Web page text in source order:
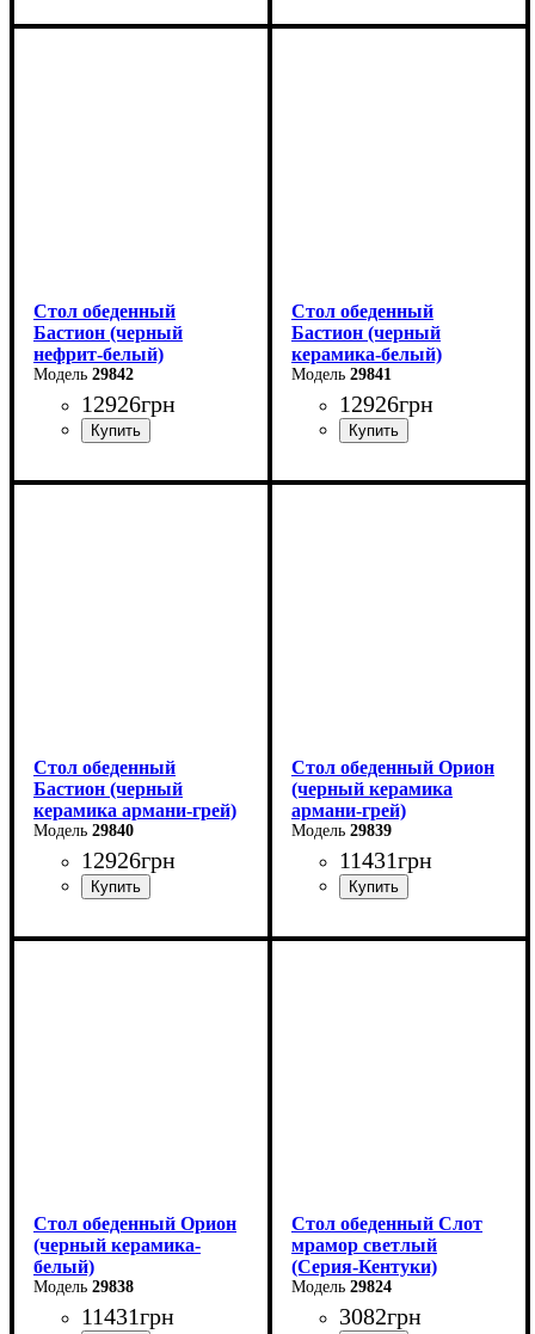
Ширина: 180 (+80) см
Ширина: 180 (+80) см
Стол обеденный
Бастион (черный
нефрит-белый)
29842
12926грн
Ширина: 140 (+60) см
Стол обеденный
Бастион (черный
керамика-белый)
29841
12926грн
Ширина: 140 (+60) см
Стол обеденный
Бастион (черный
керамика армани-грей)
29840
12926грн
Ширина: 140 (+60) см
Стол обеденный Орион
(черный керамика
армани-грей)
29839
11431грн
Ширина: 100 (+50) см
Стол обеденный Орион
(черный керамика-
белый)
29838
11431грн
Стол обеденный Слот
мрамор светлый
(Серия-Кентуки)
29824
3082грн